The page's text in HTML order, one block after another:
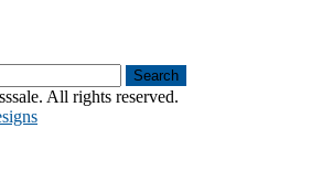
Search
All rights reserved.